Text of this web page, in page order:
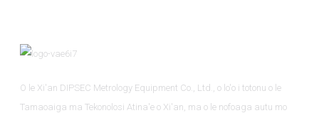
O le Xi'an DIPSEC Metrology Equipment Co., Ltd., o lo'o i totonu o le
Tamaoaiga ma Tekonolosi Atina'e o Xi'an, ma o le nofoaga autu mo